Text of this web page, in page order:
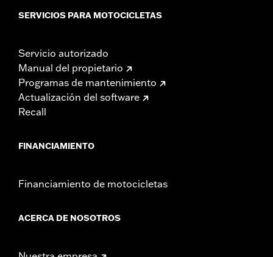
SERVICIOS PARA MOTOCICLETAS
Servicio autorizado
Manual del propietario
Programas de mantenimiento
Actualización del software
Recall
FINANCIAMIENTO
Financiamiento de motocicletas
ACERCA DE NOSOTROS